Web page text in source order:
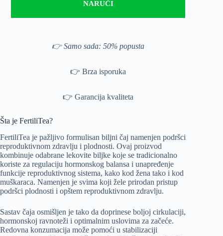
NARUČI
👉 Samo sada: 50% popusta
👉 Brza isporuka
👉 Garancija kvaliteta
Šta je FertiliTea?
FertiliTea je pažljivo formulisan biljni čaj namenjen podršci
reproduktivnom zdravlju i plodnosti. Ovaj proizvod
kombinuje odabrane lekovite biljke koje se tradicionalno
koriste za regulaciju hormonskog balansa i unapređenje
funkcije reproduktivnog sistema, kako kod žena tako i kod
muškaraca. Namenjen je svima koji žele prirodan pristup
podršci plodnosti i opštem reproduktivnom zdravlju.
Sastav čaja osmišljen je tako da doprinese boljoj cirkulaciji,
hormonskoj ravnoteži i optimalnim uslovima za začeće.
Redovna konzumacija može pomoći u stabilizaciji